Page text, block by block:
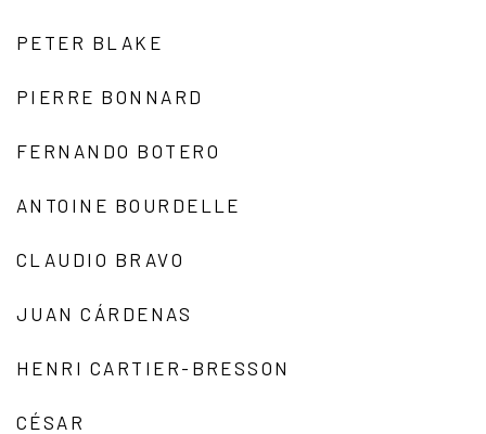
PETER BLAKE
PIERRE BONNARD
FERNANDO BOTERO
ANTOINE BOURDELLE
CLAUDIO BRAVO
JUAN CÁRDENAS
HENRI CARTIER-BRESSON
CÉSAR